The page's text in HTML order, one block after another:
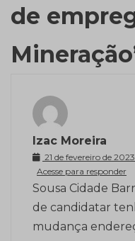
de
Mineração
Izac Moreira
21 de fevereiro de
Acesse para responder
Sousa Cidade
de candidatar
mudança